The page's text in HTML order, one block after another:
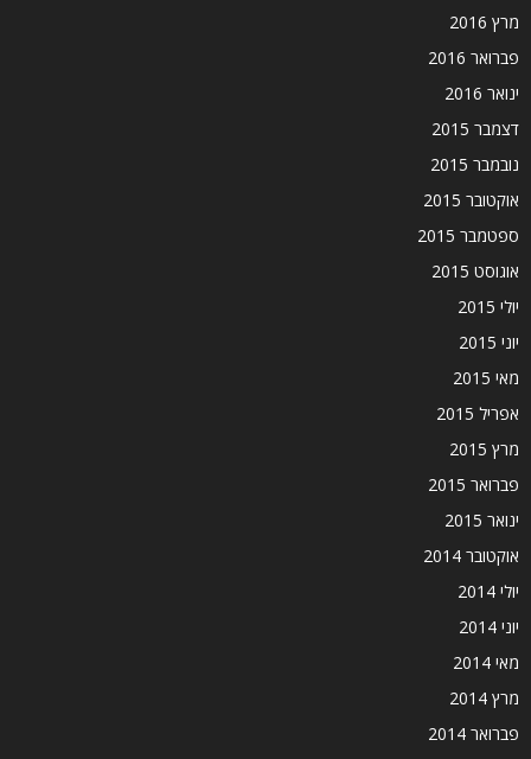
מרץ 2016
פברואר 2016
ינואר 2016
דצמבר 2015
נובמבר 2015
אוקטובר 2015
ספטמבר 2015
אוגוסט 2015
יולי 2015
יוני 2015
מאי 2015
אפריל 2015
מרץ 2015
פברואר 2015
ינואר 2015
אוקטובר 2014
יולי 2014
יוני 2014
מאי 2014
מרץ 2014
פברואר 2014